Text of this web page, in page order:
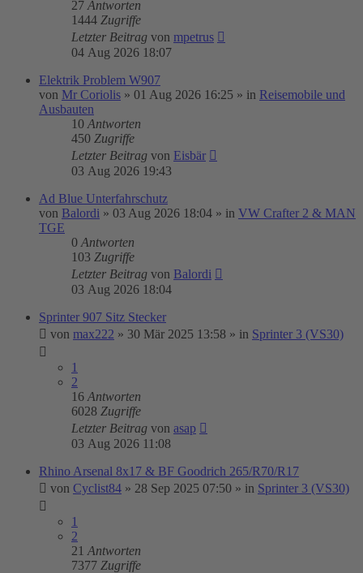
27 Antworten
1444 Zugriffe
Letzter Beitrag von mpetrus
04 Aug 2026 18:07
Elektrik Problem W907
von Mr Coriolis » 01 Aug 2026 16:25 » in Reisemobile und
Ausbauten
10 Antworten
450 Zugriffe
Letzter Beitrag von Eisbär
03 Aug 2026 19:43
Ad Blue Unterfahrschutz
von Balordi » 03 Aug 2026 18:04 » in VW Crafter 2 & MAN
TGE
0 Antworten
103 Zugriffe
Letzter Beitrag von Balordi
03 Aug 2026 18:04
Sprinter 907 Sitz Stecker
von max222 » 30 Mär 2025 13:58 » in Sprinter 3 (VS30)
1
2
16 Antworten
6028 Zugriffe
Letzter Beitrag von asap
03 Aug 2026 11:08
Rhino Arsenal 8x17 & BF Goodrich 265/R70/R17
von Cyclist84 » 28 Sep 2025 07:50 » in Sprinter 3 (VS30)
1
2
21 Antworten
7377 Zugriffe